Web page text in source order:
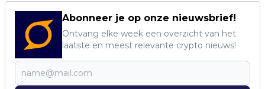
Abonneer je op onze nieuwsbrief!
Ontvang elke week een overzicht van het
laatste en meest relevante crypto nieuws!